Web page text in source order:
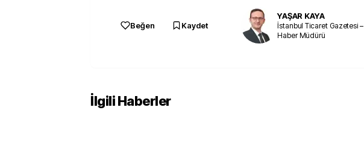
Beğen Kaydet
YAŞAR KAYA
İstanbul Ticaret Gazetesi –
Haber Müdürü
İlgili Haberler